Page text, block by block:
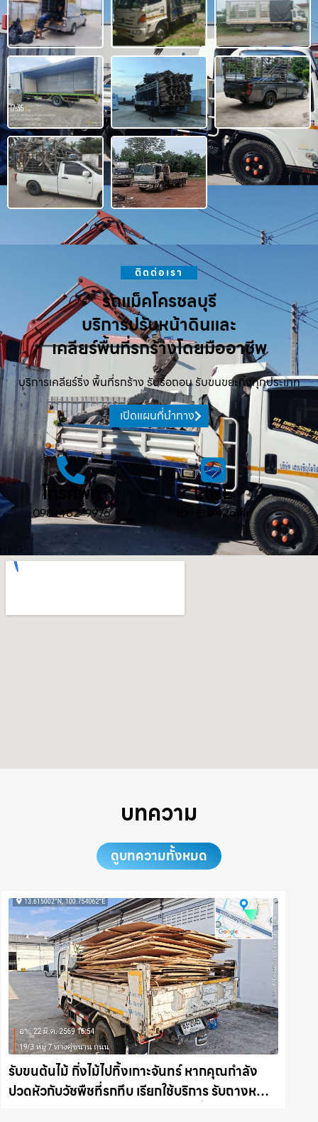
ติดต่อเรา
รถแม็คโครชลบุรี
บริการปรับหน้าดินและ
เคลียร์พื้นที่รกร้างโดยมืออาชีพ
บริการเคลียร์ริ่ง พื้นที่รกร้าง รับรื้อถอน รับขนขยะทิ้งทุกประเภท
เปิดแผนที่นำทาง
โทรศัพท์
098-482-9976
LINE
ID : @642qjflr
บทความ
ดูบทความทั้งหมด
รับขนต้นไม้ กิ่งไม้ไปทิ้งเกาะจันทร์ หากคุณกำลัง
ปวดหัวกับวัชพืชที่รกทึบ เรียกใช้บริการ รับถางหญ้า